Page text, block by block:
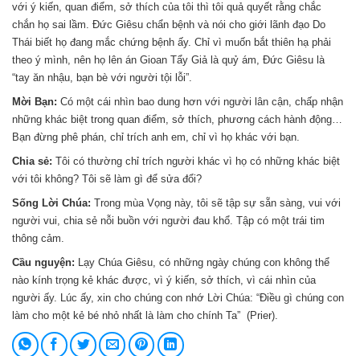
với ý kiến, quan điểm, sở thích của tôi thì tôi quả quyết rằng chắc
chắn họ sai lầm. Đức Giêsu chẩn bệnh và nói cho giới lãnh đạo Do
Thái biết họ đang mắc chứng bệnh ấy. Chỉ vì muốn bắt thiên hạ phải
theo ý mình, nên họ lên án Gioan Tẩy Giả là quỷ ám, Đức Giêsu là
“tay ăn nhậu, bạn bè với người tội lỗi”.
Mời Bạn: Có một cái nhìn bao dung hơn với người lân cận, chấp nhận
những khác biệt trong quan điểm, sở thích, phương cách hành động…
Bạn đừng phê phán, chỉ trích anh em, chỉ vì họ khác với bạn.
Chia sẻ: Tôi có thường chỉ trích người khác vì họ có những khác biệt
với tôi không? Tôi sẽ làm gì để sửa đổi?
Sống Lời Chúa: Trong mùa Vọng này, tôi sẽ tập sự sẵn sàng, vui với
người vui, chia sẻ nỗi buồn với người đau khổ. Tập có một trái tim
thông cảm.
Cầu nguyện: Lạy Chúa Giêsu, có những ngày chúng con không thể
nào kính trọng kẻ khác được, vì ý kiến, sở thích, vì cái nhìn của
người ấy. Lúc ấy, xin cho chúng con nhớ Lời Chúa: “Điều gì chúng con
làm cho một kẻ bé nhỏ nhất là làm cho chính Ta” (Prier).